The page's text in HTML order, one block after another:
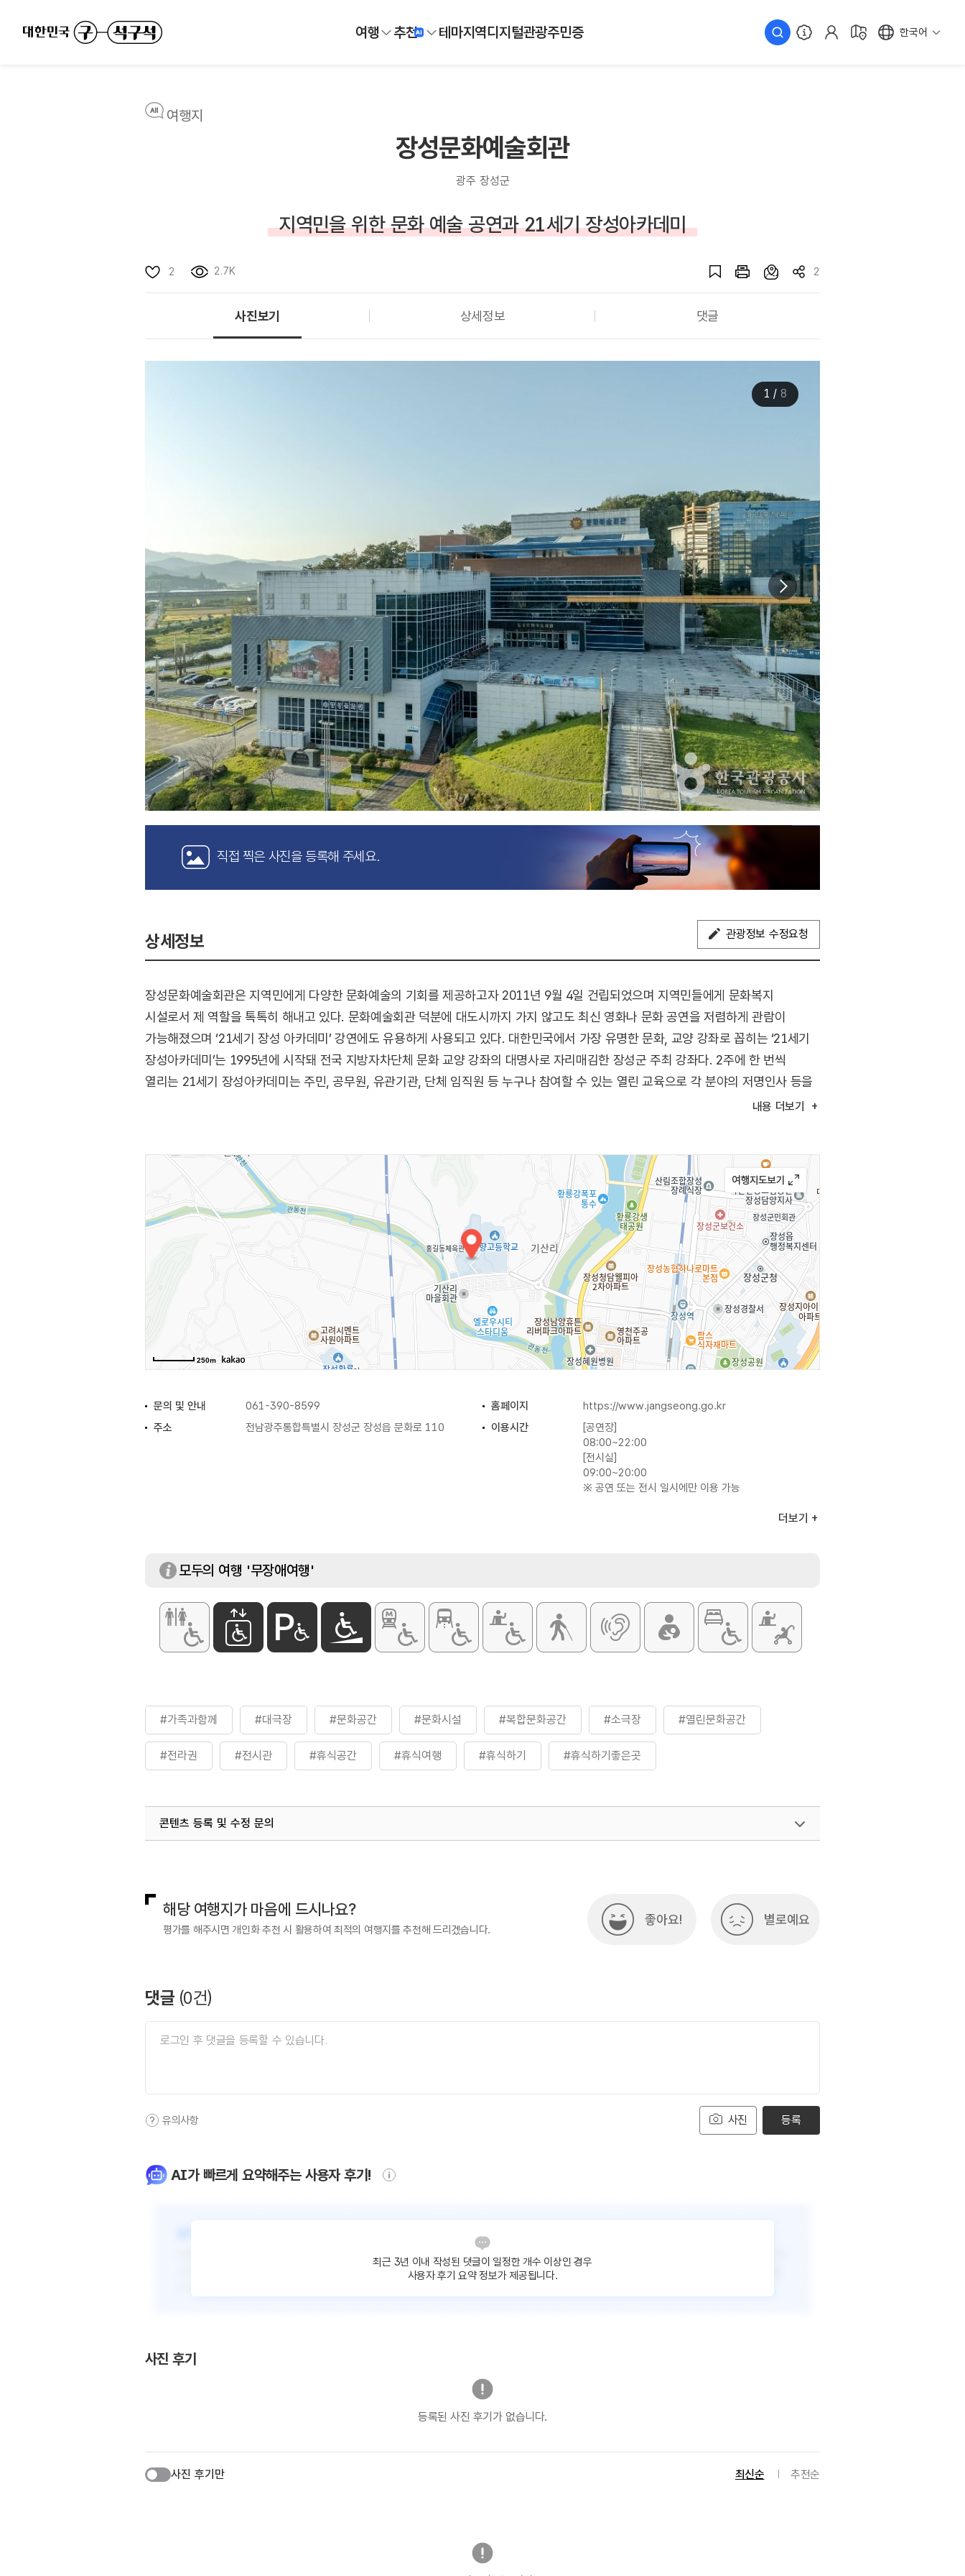
여행 추천 테마지역디지털관광주민증 한국어
여행지
장성문화예술회관
광주 장성군
지역민을 위한 문화 예술 공연과 21세기 장성아카데미
2 2.7K 2
사진보기 상세정보 댓글
1 / 8
직접 찍은 사진을 등록해 주세요.
상세정보 관광정보 수정요청
장성문화예술회관은 지역민에게 다양한 문화예술의 기회를 제공하고자 2011년 9월 4일 건립되었으며 지역민들에게 문화복지
시설로서 제 역할을 톡톡히 해내고 있다. 문화예술회관 덕분에 대도시까지 가지 않고도 최신 영화나 문화 공연을 저렴하게 관람이
가능해졌으며 ‘21세기 장성 아카데미’ 강연에도 유용하게 사용되고 있다. 대한민국에서 가장 유명한 문화, 교양 강좌로 꼽히는 ‘21세기
장성아카데미’는 1995년에 시작돼 전국 지방자차단체 문화 교양 강좌의 대명사로 자리매김한 장성군 주최 강좌다. 2주에 한 번씩
열리는 21세기 장성아카데미는 주민, 공무원, 유관기관, 단체 임직원 등 누구나 참여할 수 있는 열린 교육으로 각 분야의 저명인사 등을
군민의 삶에 녹아들고 있다.
내용 더보기
250m
문의 및 안내 061-390-8599 홈페이지
https://www.jangseong.go.kr
주소
전남광주통합특별시 장성군 장성읍 문화로 110 이용시간
[공연장]
08:00~22:00
[전시실]
09:00~20:00
※ 공연 또는 전시 일시에만 이용 가능
2층 190석)
소품창고
[중2층] 전시실
[지상2층] 대공연장, 소공연장, 매표소, 로비, 홀,
휴게공간
더보기
모두의 여행 '무장애여행'
#가족과함께 #대극장 #문화공간 #문화시설 #복합문화공간 #소극장 #열린문화공간
#전라권 #전시관 #휴식공간 #휴식여행 #휴식하기 #휴식하기좋은곳
콘텐츠 등록 및 수정 문의
해당 여행지가 마음에 드시나요?
평가를 해주시면 개인화 추천 시 활용하여 최적의 여행지를 추천해 드리겠습니다.
좋아요! 별로예요
댓글 (0건)
사진
유의사항 등록
AI가 빠르게 요약해주는 사용자 후기!
최근 3년 이내 작성된 댓글이 일정한 개수 이상인 경우
사용자 후기 요약 정보가 제공됩니다.
사진 후기
등록된 사진 후기가 없습니다.
사진 후기만 최신순 추천순